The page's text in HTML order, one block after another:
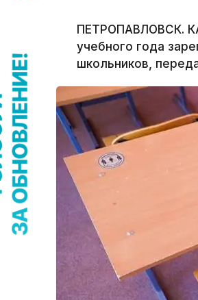
ПЕТРОПАВЛОВСК.
учебного года
школьников,